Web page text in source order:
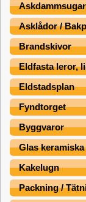
Asklådor /
Brandskivor
Eldfasta leror,
Eldstadsplan
Fyndtorget
Byggvaror
Glas
Kakelugn
Packning /